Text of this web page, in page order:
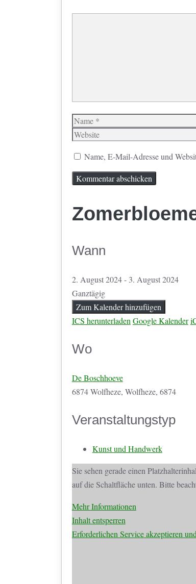
Name
Name, E-Mail-Adresse und
Wann
2. August 2024 - 3. August 2024
Ganztägig
Zum Kalender hinzufügen
ICS herunterladen Google Kalender
Wo
De Boschhoeve
6874 Wolfheze, Wolfheze, 6874
Veranstaltungstyp
Kunst und Handwerk
Sie sehen gerade einen
auf die Schaltfläche unten. Bitte
Mehr Informationen
Inhalt entsperren
Erforderlichen Service akzeptieren